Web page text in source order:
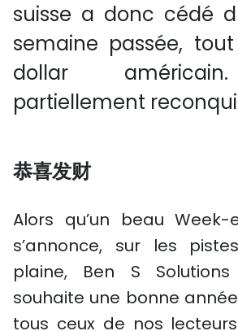
suisse a donc cédé
semaine passée,
dollar
partiellement
恭喜发财
Alors qu’un beau Week-
s’annonce, sur les
plaine, Ben S
souhaite une bonne
tous ceux de nos